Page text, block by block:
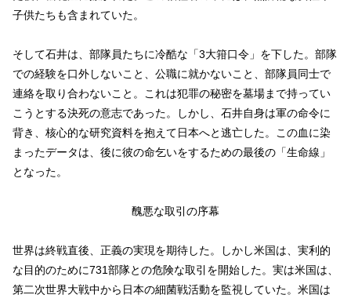
子供たちも含まれていた。
そして石井は、部隊員たちに冷酷な「3大箝口令」を下した。部隊
での経験を口外しないこと、公職に就かないこと、部隊員同士で
連絡を取り合わないこと。これは犯罪の秘密を墓場まで持ってい
こうとする決死の意志であった。しかし、石井自身は軍の命令に
背き、核心的な研究資料を抱えて日本へと逃亡した。この血に染
まったデータは、後に彼の命乞いをするための最後の「生命線」
となった。
醜悪な取引の序幕
世界は終戦直後、正義の実現を期待した。しかし米国は、実利的
な目的のために731部隊との危険な取引を開始した。実は米国は、
第二次世界大戦中から日本の細菌戦活動を監視していた。米国は